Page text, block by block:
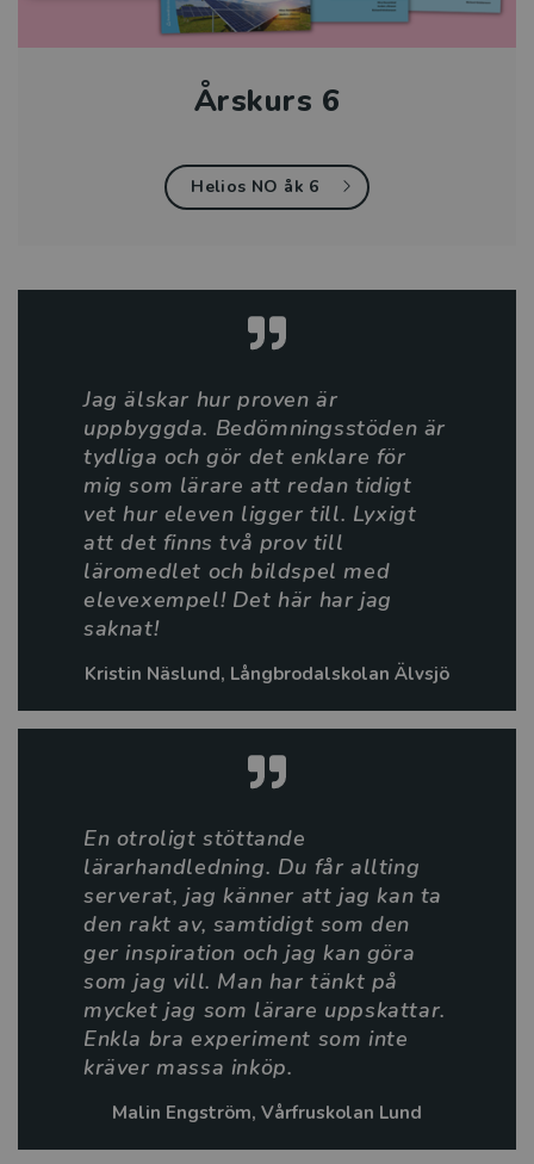
Årskurs 6
Helios NO åk 6
Jag älskar hur proven är
uppbyggda. Bedömningsstöden är
tydliga och gör det enklare för
mig som lärare att redan tidigt
vet hur eleven ligger till. Lyxigt
att det finns två prov till
läromedlet och bildspel med
elevexempel! Det här har jag
saknat!
Kristin Näslund, Långbrodalskolan Älvsjö
En otroligt stöttande
lärarhandledning. Du får allting
serverat, jag känner att jag kan ta
den rakt av, samtidigt som den
ger inspiration och jag kan göra
som jag vill. Man har tänkt på
mycket jag som lärare uppskattar.
Enkla bra experiment som inte
kräver massa inköp.
Malin Engström, Vårfruskolan Lund